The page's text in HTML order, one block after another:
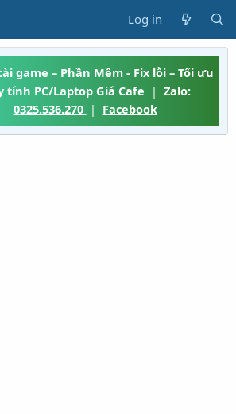
Log in
game – Phần Mềm - Fix lỗi – Tối ưu
tính PC/Laptop Giá Cafe | Zalo:
0325.536.270 | Facebook